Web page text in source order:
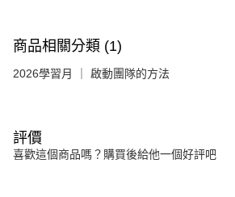
商品相關分類 (1)
2026學習月 ｜ 啟動團隊的方法
評價
喜歡這個商品嗎？購買後給他一個好評吧